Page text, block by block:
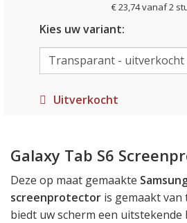
€ 23,74 vanaf 2
Kies uw variant:
Uitverkocht
Galaxy Tab S6
Deze op maat gemaakte
screenprotector is gemaakt van
biedt uw scherm een